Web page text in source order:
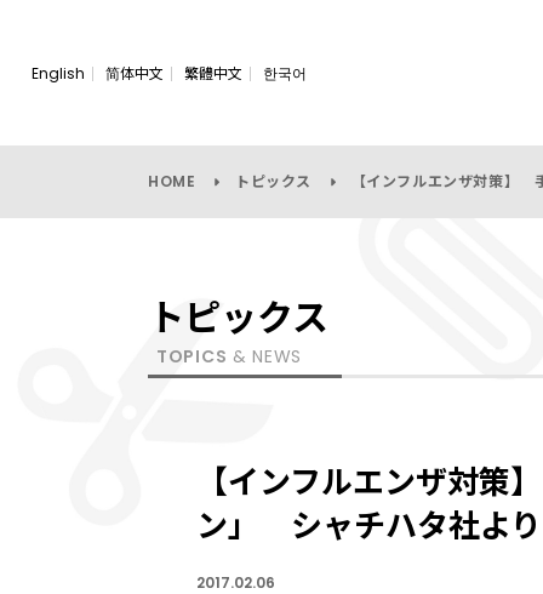
English 简体中文 繁體中文 한국어
HOME トピックス 【インフルエンザ対策】
トピックス
TOPICS & NEWS
【インフルエンザ対
ン」 シャチハタ社より
2017.02.06